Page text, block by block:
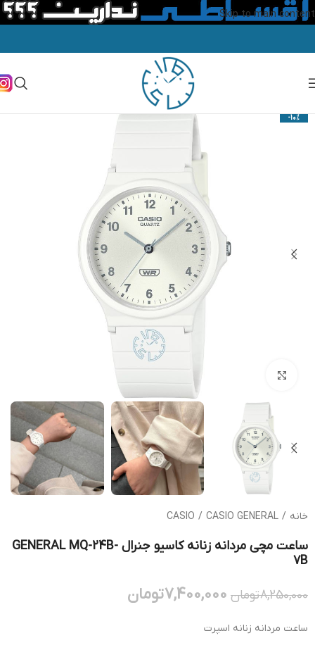
Skip to main content
-10%
خانه /
CASIO / CASIO GENERAL
ساعت مچی مردانه زنانه کاسیو جنرال GENERAL MQ-24B-
7B
8,250,000تومان 7,400,000تومان
ساعت مردانه زنانه اسپرت